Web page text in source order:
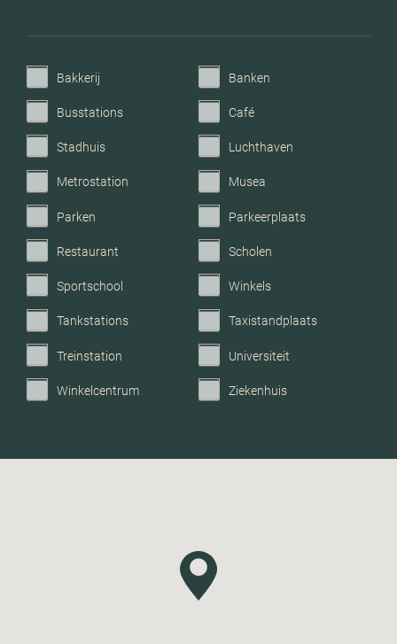
Voorzieningen
Mechanische ventilatie, tv
kabel, natuurlijke
Parkeerfaciliteiten Openbaar parkeren
Garage
Bakkerij Banken
Busstations Café
Stadhuis Luchthaven
Metrostation Musea
Parken Parkeerplaats
Restaurant Scholen
Sportschool Winkels
Tankstations Taxistandplaats
Treinstation Universiteit
Winkelcentrum Ziekenhuis